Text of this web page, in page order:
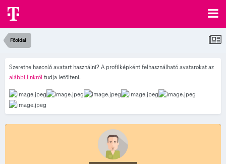
Főoldal
Szeretne hasonló avatart használni? A profilképként felhasználható avatarokat az
alábbi linkről tudja letölteni.